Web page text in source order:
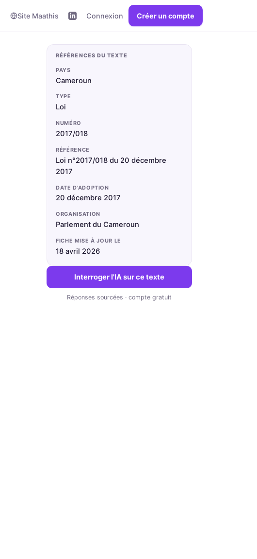
Site Maathis Connexion Créer un compte
RÉFÉRENCES DU TEXTE
PAYS
Cameroun
TYPE
Loi
NUMÉRO
2017/018
RÉFÉRENCE
Loi n°2017/018 du 20 décembre
2017
DATE D'ADOPTION
20 décembre 2017
ORGANISATION
Parlement du Cameroun
FICHE MISE À JOUR LE
18 avril 2026
Interroger l'IA sur ce texte
Réponses sourcées · compte gratuit